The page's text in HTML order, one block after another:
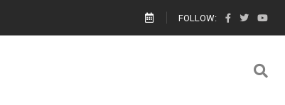
யார் காப்பாற்றுவார்கள் உதவி கேட்டு கெஞ்சிய பாலஸ்தீனம்
FOLLOW: